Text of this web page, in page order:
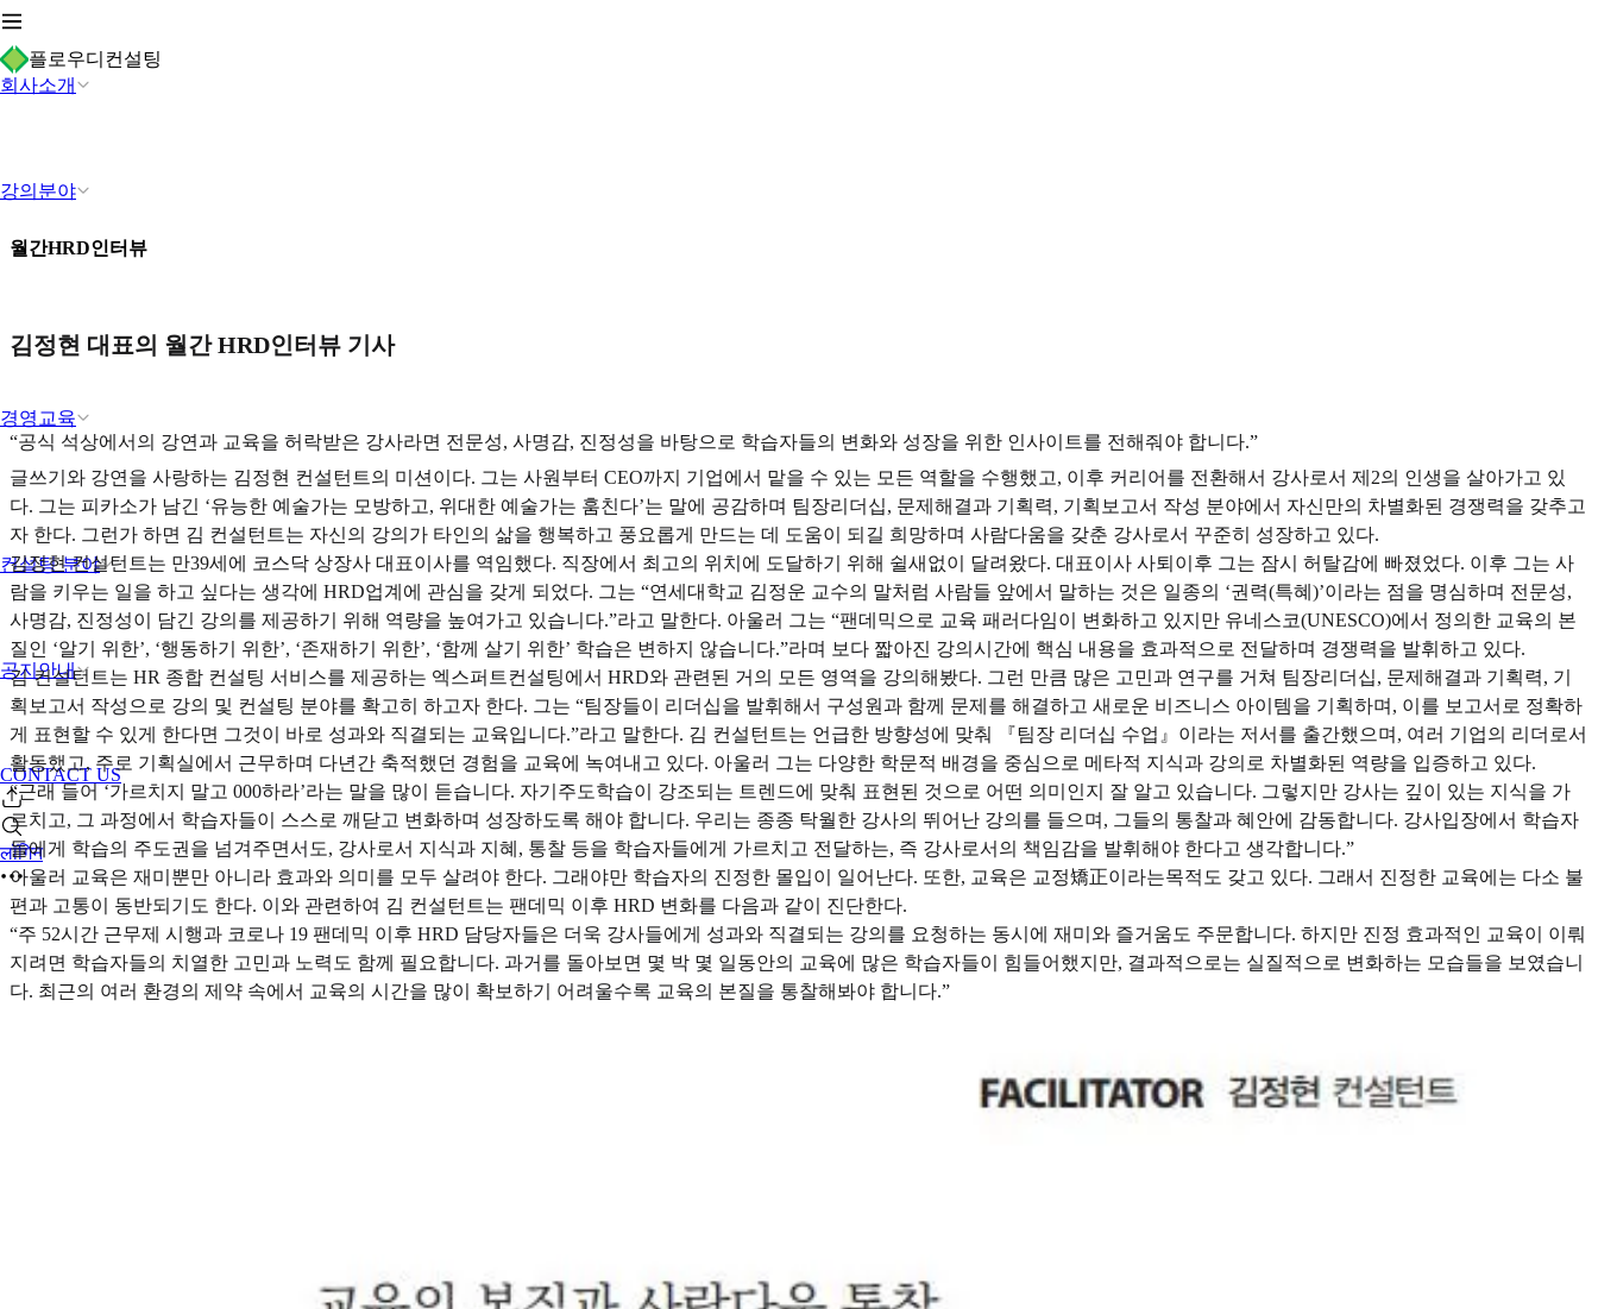
플로우디컨설팅
회사소개
강의분야
경영교육
컨설팅 분야
공지안내
CONTACT US
लॉगिन
월간HRD인터뷰
김정현 대표의 월간 HRD인터뷰 기사
“공식 석상에서의 강연과 교육을 허락받은 강사라면 전문성, 사명감, 진정성을 바탕으로 학습자들의 변화와 성장을 위한 인사이트를 전해줘야 합니다.”
글쓰기와 강연을 사랑하는 김정현 컨설턴트의 미션이다. 그는 사원부터 CEO까지 기업에서 맡을 수 있는 모든 역할을 수행했고, 이후 커리어를 전환해서 강사로서 제2의 인생을 살아가고 있
다. 그는 피카소가 남긴 ‘유능한 예술가는 모방하고, 위대한 예술가는 훔친다’는 말에 공감하며 팀장리더십, 문제해결과 기획력, 기획보고서 작성 분야에서 자신만의 차별화된 경쟁력을 갖추고
자 한다. 그런가 하면 김 컨설턴트는 자신의 강의가 타인의 삶을 행복하고 풍요롭게 만드는 데 도움이 되길 희망하며 사람다움을 갖춘 강사로서 꾸준히 성장하고 있다.
김정현 컨설턴트는 만39세에 코스닥 상장사 대표이사를 역임했다. 직장에서 최고의 위치에 도달하기 위해 쉴새없이 달려왔다. 대표이사 사퇴이후 그는 잠시 허탈감에 빠졌었다. 이후 그는 사
람을 키우는 일을 하고 싶다는 생각에 HRD업계에 관심을 갖게 되었다. 그는 “연세대학교 김정운 교수의 말처럼 사람들 앞에서 말하는 것은 일종의 ‘권력(특혜)’이라는 점을 명심하며 전문성,
사명감, 진정성이 담긴 강의를 제공하기 위해 역량을 높여가고 있습니다.”라고 말한다. 아울러 그는 “팬데믹으로 교육 패러다임이 변화하고 있지만 유네스코(UNESCO)에서 정의한 교육의 본
질인 ‘알기 위한’, ‘행동하기 위한’, ‘존재하기 위한’, ‘함께 살기 위한’ 학습은 변하지 않습니다.”라며 보다 짧아진 강의시간에 핵심 내용을 효과적으로 전달하며 경쟁력을 발휘하고 있다.
김 컨설턴트는 HR 종합 컨설팅 서비스를 제공하는 엑스퍼트컨설팅에서 HRD와 관련된 거의 모든 영역을 강의해봤다. 그런 만큼 많은 고민과 연구를 거쳐 팀장리더십, 문제해결과 기획력, 기
획보고서 작성으로 강의 및 컨설팅 분야를 확고히 하고자 한다. 그는 “팀장들이 리더십을 발휘해서 구성원과 함께 문제를 해결하고 새로운 비즈니스 아이템을 기획하며, 이를 보고서로 정확하
게 표현할 수 있게 한다면 그것이 바로 성과와 직결되는 교육입니다.”라고 말한다. 김 컨설턴트는 언급한 방향성에 맞춰 『팀장 리더십 수업』이라는 저서를 출간했으며, 여러 기업의 리더로서
활동했고, 주로 기획실에서 근무하며 다년간 축적했던 경험을 교육에 녹여내고 있다. 아울러 그는 다양한 학문적 배경을 중심으로 메타적 지식과 강의로 차별화된 역량을 입증하고 있다.
“근래 들어 ‘가르치지 말고 000하라’라는 말을 많이 듣습니다. 자기주도학습이 강조되는 트렌드에 맞춰 표현된 것으로 어떤 의미인지 잘 알고 있습니다. 그렇지만 강사는 깊이 있는 지식을 가
르치고, 그 과정에서 학습자들이 스스로 깨닫고 변화하며 성장하도록 해야 합니다. 우리는 종종 탁월한 강사의 뛰어난 강의를 들으며, 그들의 통찰과 혜안에 감동합니다. 강사입장에서 학습자
들에게 학습의 주도권을 넘겨주면서도, 강사로서 지식과 지혜, 통찰 등을 학습자들에게 가르치고 전달하는, 즉 강사로서의 책임감을 발휘해야 한다고 생각합니다.”
아울러 교육은 재미뿐만 아니라 효과와 의미를 모두 살려야 한다. 그래야만 학습자의 진정한 몰입이 일어난다. 또한, 교육은 교정矯正이라는목적도 갖고 있다. 그래서 진정한 교육에는 다소 불
편과 고통이 동반되기도 한다. 이와 관련하여 김 컨설턴트는 팬데믹 이후 HRD 변화를 다음과 같이 진단한다.
“주 52시간 근무제 시행과 코로나 19 팬데믹 이후 HRD 담당자들은 더욱 강사들에게 성과와 직결되는 강의를 요청하는 동시에 재미와 즐거움도 주문합니다. 하지만 진정 효과적인 교육이 이뤄
지려면 학습자들의 치열한 고민과 노력도 함께 필요합니다. 과거를 돌아보면 몇 박 몇 일동안의 교육에 많은 학습자들이 힘들어했지만, 결과적으로는 실질적으로 변화하는 모습들을 보였습니
다. 최근의 여러 환경의 제약 속에서 교육의 시간을 많이 확보하기 어려울수록 교육의 본질을 통찰해봐야 합니다.”